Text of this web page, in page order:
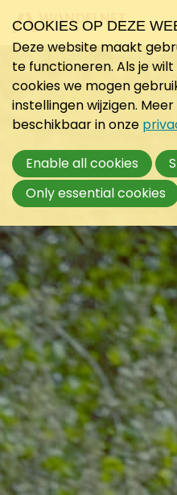
COOKIES OP DEZE
Deze website maakt
te functioneren. Als je
cookies we mogen
instellingen wijzigen.
beschikbaar in onze
Enable all cookies
Only essential cookies